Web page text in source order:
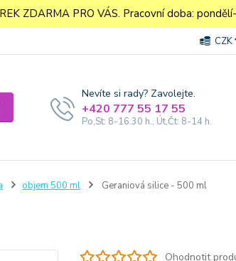
ZDARMA PRO VÁS. Pracovní doba:
CZK
Nevíte si rady? Zavolejte.
+420 777 55 17 55
Po,St: 8-16.30 h., Út,Čt: 8-14 h.
objem 500 ml Geraniová silice - 500 ml
Ohodnotit